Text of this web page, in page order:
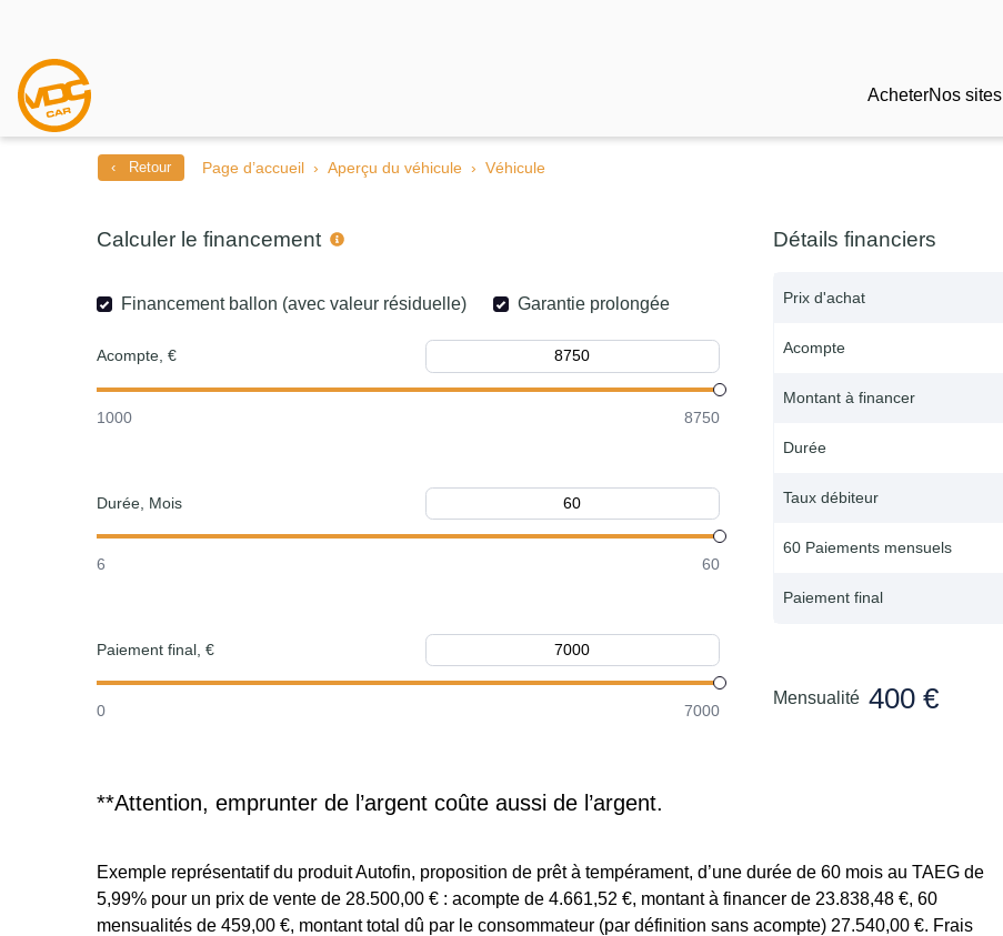
AcheterNos sites
‹ Retour Page d’accueil Aperçu du véhicule Véhicule
Calculer le financement
Financement ballon (avec valeur résiduelle) Garantie prolongée
Acompte, €
1000 8750
Durée, Mois
6 60
Paiement final, €
0 7000
Détails financiers
Prix d'achat
Acompte
Montant à financer
Durée
Taux débiteur
60 Paiements mensuels
Paiement final
Mensualité 400 €
**Attention, emprunter de l’argent coûte aussi de l’argent.
Exemple représentatif du produit Autofin, proposition de prêt à tempérament, d’une durée de 60 mois au TAEG de
5,99% pour un prix de vente de 28.500,00 € : acompte de 4.661,52 €, montant à financer de 23.838,48 €, 60
mensualités de 459,00 €, montant total dû par le consommateur (par définition sans acompte) 27.540,00 €. Frais